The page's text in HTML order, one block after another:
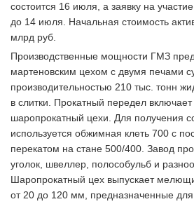
состоится 16 июля, а заявку на
до 14 июля. Начальная стоимость
млрд руб.
Производственные мощности ГМЗ
мартеновским цехом с двумя печами
производительностью 210 тыс. тонн
в слитки. Прокатный передел
шаропрокатный цехи. Для получения
используется обжимная клеть 700 с
перекатом на стане 500/400. Завод
уголок, швеллер, полособульб и
Шаропрокатный цех выпускает
от 20 до 120 мм, предназначенные